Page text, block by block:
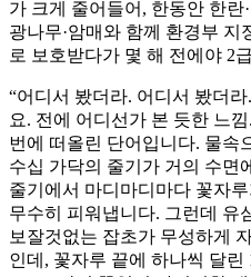
가 크게 줄어들어, 한동안 한란
광나무·암매와 함께 환경부 지
로 보호받다가 몇 해 전에야 2
“어디서 봤더라. 어디서 봤더
요. 전에 어디선가 본 듯한 느
번에 떠올린 단어입니다. 물속
수십 가닥의 줄기가 거의 수면
줄기에서 마디마디마다 꽃자
무수히 피워냅니다. 그런데 유
보잘것없는 잡초가 무성하게
인데, 꽃자루 끝에 하나씩 달린